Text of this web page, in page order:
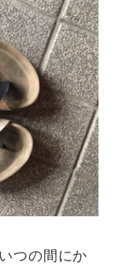
つの間にか